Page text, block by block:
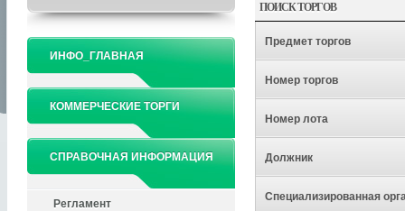
ИНФО_ГЛАВНАЯ
КОММЕРЧЕСКИЕ ТОРГИ
СПРАВОЧНАЯ ИНФОРМАЦИЯ
Регламент
ПОИСК ТОРГОВ
Предмет торгов
Номер торгов
Номер лота
Должник
Специализированная